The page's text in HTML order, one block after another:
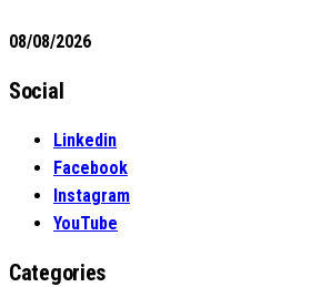
08/08/2026
Social
Linkedin
Facebook
Instagram
YouTube
Categories